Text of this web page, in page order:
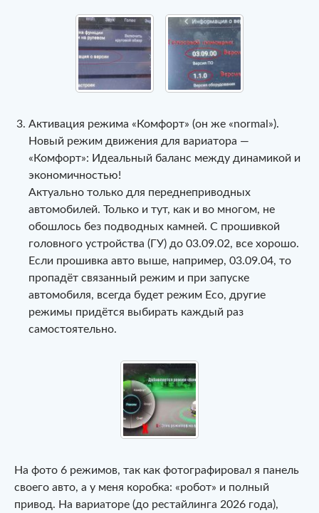
Активация режима «Комфорт» (он же «normal»).
Новый режим движения для вариатора —
«Комфорт»: Идеальный баланс между динамикой и
экономичностью!
Актуально только для переднеприводных
автомобилей. Только и тут, как и во многом, не
обошлось без подводных камней. С прошивкой
головного устройства (ГУ) до 03.09.02, все хорошо.
Если прошивка авто выше, например, 03.09.04, то
пропадёт связанный режим и при запуске
автомобиля, всегда будет режим Eco, другие
режимы придётся выбирать каждый раз
самостоятельно.
На фото 6 режимов, так как фотографировал я панель
своего авто, а у меня коробка: «робот» и полный
привод. На вариаторе (до рестайлинга 2026 года),